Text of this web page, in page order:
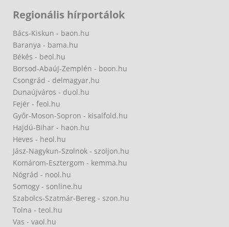
Regionális hírportálok
Bács-Kiskun - baon.hu
Baranya - bama.hu
Békés - beol.hu
Borsod-Abaúj-Zemplén - boon.hu
Csongrád - delmagyar.hu
Dunaújváros - duol.hu
Fejér - feol.hu
Győr-Moson-Sopron - kisalfold.hu
Hajdú-Bihar - haon.hu
Heves - heol.hu
Jász-Nagykun-Szolnok - szoljon.hu
Komárom-Esztergom - kemma.hu
Nógrád - nool.hu
Somogy - sonline.hu
Szabolcs-Szatmár-Bereg - szon.hu
Tolna - teol.hu
Vas - vaol.hu